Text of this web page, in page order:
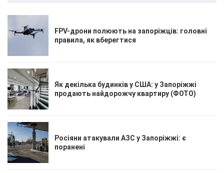
FPV-дрони полюють на запоріжців: головні
правила, як вберегтися
Як декілька будинків у США: у Запоріжжі
продають найдорожчу квартиру (ФОТО)
Росіяни атакували АЗС у Запоріжжі: є
поранені